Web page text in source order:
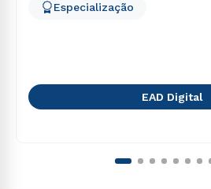
Especialização
EAD Digital